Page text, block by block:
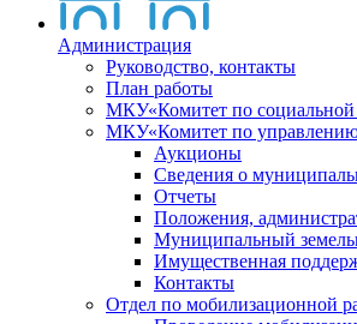
Администрация
Руководство, контакты
План работы
МКУ«Комитет по социальной
МКУ«Комитет по
Аукционы
Сведения о
Отчеты
Положения,
Муниципальный
Имущественная
Контакты
Отдел по мобилизационной